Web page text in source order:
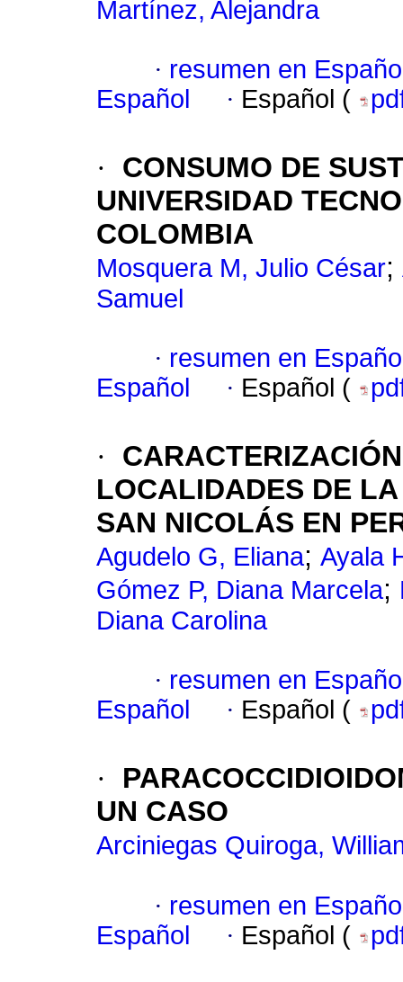
Martínez, Alejandra
· resumen en
Español
· Español (
·
CONSUMO DE
UNIVERSIDAD
COLOMBIA
Mosquera M, Julio César;
Samuel
· resumen en
Español
· Español (
·
LOCALIDADES DE
SAN NICOLÁS EN
Agudelo G, Eliana; Ayala
Gómez P, Diana Marcela;
Diana Carolina
· resumen en
Español
· Español (
·
UN CASO
Arciniegas Quiroga,
· resumen en
Español
· Español (